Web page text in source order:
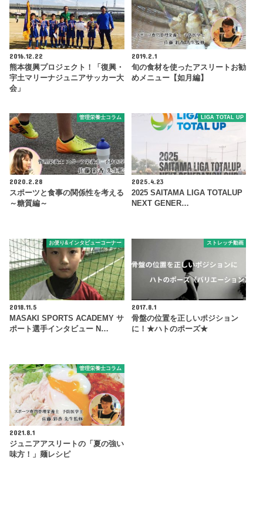
2016.12.22
熊本復興プロジェクト！「復興・
宇土マリーナジュニアサッカー大
会」
2019.2.1
旬の食材を使ったアスリートお勧
めメニュー【如月編】
管理栄養士コラム
2020.2.28
スポーツと食事の関係性を考える
～糖質編～
LIGA TOTAL UP
2025.4.23
2025 SAITAMA LIGA TOTALUP
NEXT GENER…
お便り&インタビューコーナー
2018.11.5
MASAKI SPORTS ACADEMY サ
ポート選手インタビュー N…
ストレッチ動画
2017.8.1
骨盤の位置を正しいポジション
に！★ハトのポーズ★
管理栄養士コラム
2021.8.1
ジュニアアスリートの「夏の強い
味方！」麺レシピ